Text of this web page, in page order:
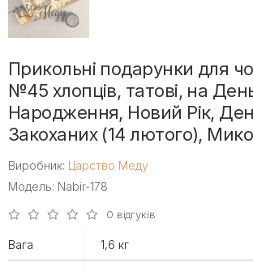
Прикольні подарунки для
№45 хлопців, татові, на
Народження, Новий Рік,
Закоханих (14 лютого),
Виробник: Царство Меду
Модель: Nabir-178
0 відгуків
Вага 1,6 кг